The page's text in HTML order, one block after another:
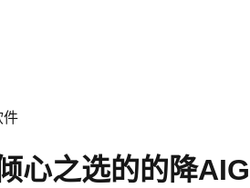
件
心之选的的降